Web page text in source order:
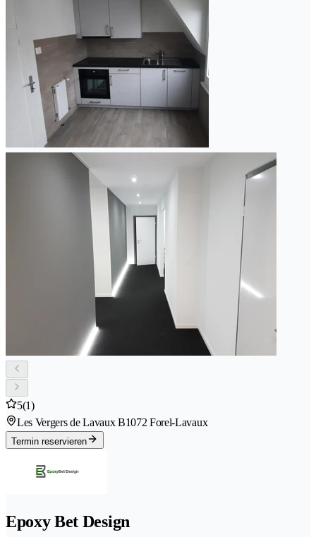
5(1)
Les Vergers de Lavaux B1072 Forel-Lavaux
Termin reservieren
Epoxy Bet Design